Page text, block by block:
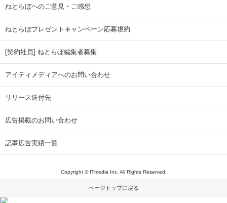
ねとらぼへのご意見・ご感想
ねとらぼプレゼントキャンペーン応募規約
[契約社員] ねとらぼ編集者募集
アイティメディアへのお問い合わせ
リリース送付先
広告掲載のお問い合わせ
記事広告実績一覧
Copyright © ITmedia Inc. All Rights Reserved.
ページトップに戻る